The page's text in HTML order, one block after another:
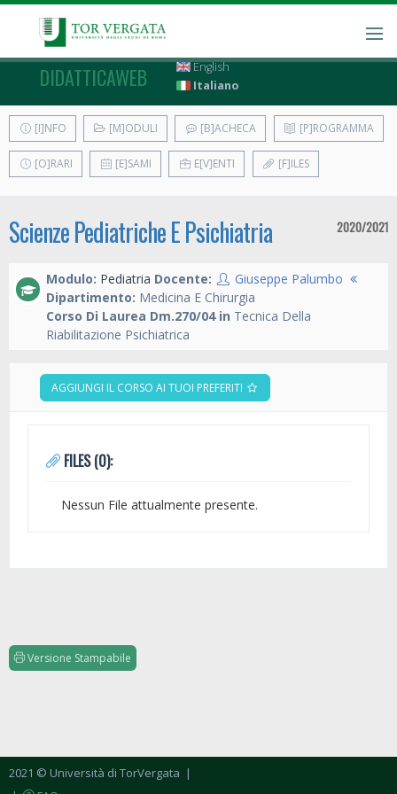
DIDATTICAWEB
English
Italiano
[I]NFO [M]ODULI [B]ACHECA [P]ROGRAMMA
[O]RARI [E]SAMI E[V]ENTI [F]ILES
Scienze Pediatriche E Psichiatria 2020/2021
Modulo: Pediatria Docente:
Giuseppe Palumbo
Dipartimento: Medicina E Chirurgia
Corso Di Laurea Dm.270/04 in Tecnica Della
Riabilitazione Psichiatrica
AGGIUNGI IL CORSO AI TUOI PREFERITI
FILES (0):
Nessun File attualmente presente.
Versione Stampabile
2021 © Università di TorVergata |